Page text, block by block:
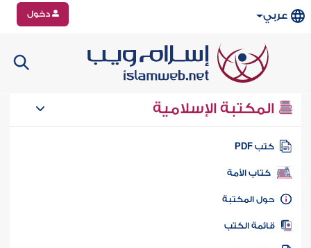
عربي دخول
المكتبة الإسلامية
كتب PDF
كتاب الأمة
المكتبة